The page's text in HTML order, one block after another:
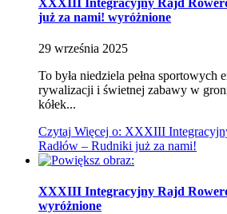
już za nami! wyróżnione
29 września 2025
To była niedziela pełna sportowych
rywalizacji i świetnej zabawy w
kółek...
Czytaj Więcej o: XXXIII
Radłów – Rudniki już za nami!
XXXIII Integracyjny Rajd
wyróżnione